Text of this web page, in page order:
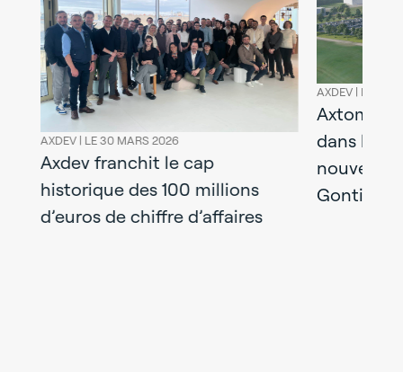
LE 30 MARS 2026
franchit le cap
des 100 millions
de chiffre d’affaires
LE 17 FÉVRIER 2025
Axtom renforce
dans la
nouvelle
Gontier-sur-